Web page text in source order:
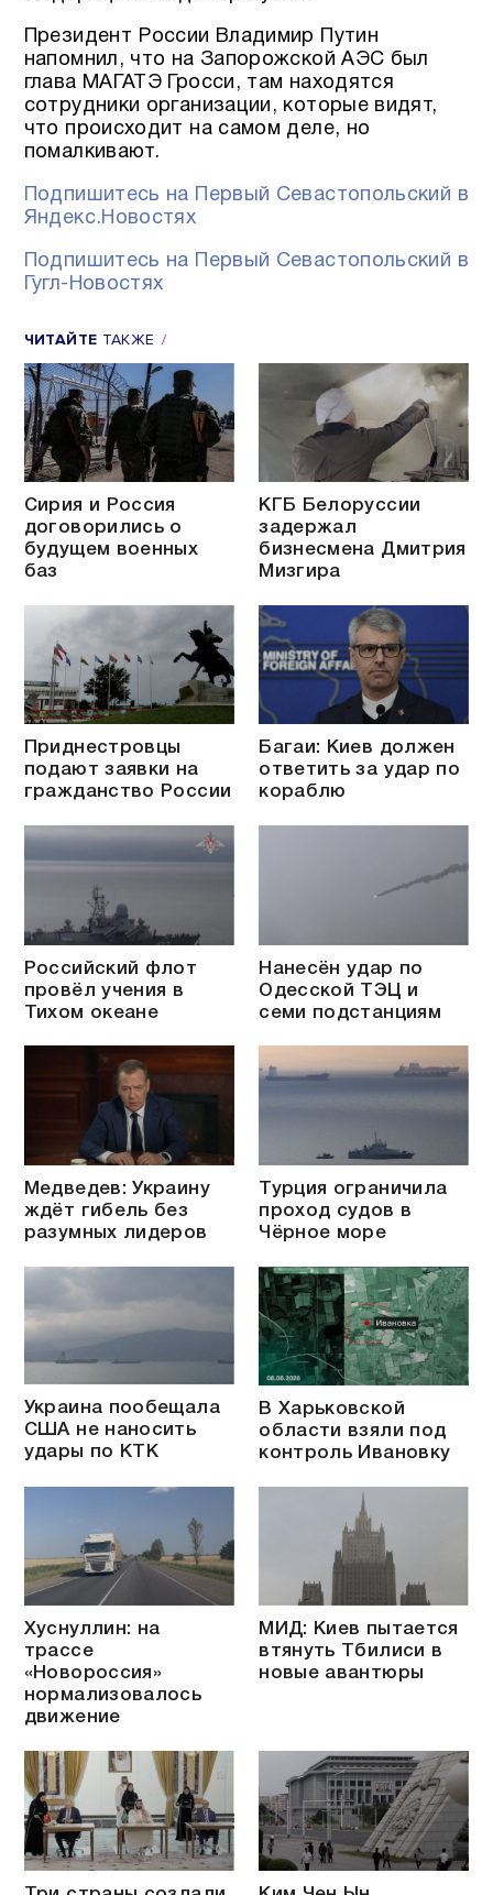
Президент России Владимир Путин
напомнил, что на Запорожской АЭС был
глава МАГАТЭ Гросси, там находятся
сотрудники организации, которые видят,
что происходит на самом деле, но
помалкивают.
Подпишитесь на Первый Севастопольский в
Яндекс.Новостях
Подпишитесь на Первый Севастопольский в
Гугл-Новостях
ЧИТАЙТЕ ТАКЖЕ
Сирия и Россия
договорились о
будущем военных
баз
КГБ Белоруссии
задержал
бизнесмена Дмитрия
Мизгира
Приднестровцы
подают заявки на
гражданство России
Багаи: Киев должен
ответить за удар по
кораблю
Российский флот
провёл учения в
Тихом океане
Нанесён удар по
Одесской ТЭЦ и
семи подстанциям
Медведев: Украину
ждёт гибель без
разумных лидеров
Турция ограничила
проход судов в
Чёрное море
Украина пообещала
США не наносить
удары по КТК
В Харьковской
области взяли под
контроль Ивановку
Хуснуллин: на
трассе
«Новороссия»
нормализовалось
движение
МИД: Киев пытается
втянуть Тбилиси в
новые авантюры